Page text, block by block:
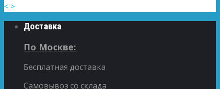
< >
Доставка
По Москве:
Бесплатная доставка
Самовывоз со склада